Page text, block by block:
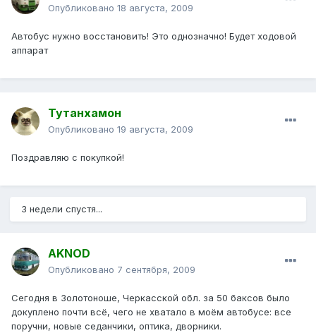
Опубликовано 18 августа, 2009
Автобус нужно восстановить! Это однозначно! Будет ходовой
аппарат
Тутанхамон
Опубликовано 19 августа, 2009
Поздравляю с покупкой!
3 недели спустя...
AKNOD
Опубликовано 7 сентября, 2009
Сегодня в Золотоноше, Черкасской обл. за 50 баксов было
докуплено почти всё, чего не хватало в моём автобусе: все
поручни, новые седанчики, оптика, дворники.